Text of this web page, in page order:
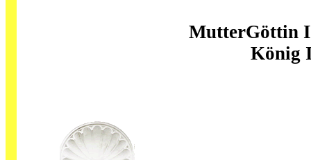
MutterGöttin
König